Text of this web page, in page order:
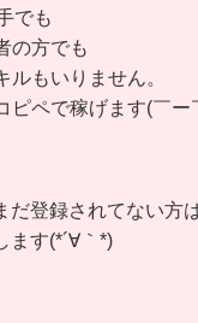
でも
の方でも
ルもいりません。
ピペで稼げます(￣ー
だ登録されてない方
ます(*´∀｀*)